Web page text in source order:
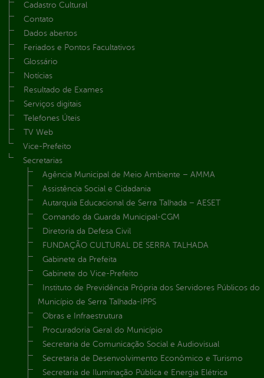
Cadastro Cultural
Contato
Dados abertos
Feriados e Pontos Facultativos
Glossário
Notícias
Resultado de Exames
Serviços digitais
Telefones Úteis
TV Web
Vice-Prefeito
Secretarias
Agência Municipal de Meio Ambiente – AMMA
Assistência Social e Cidadania
Autarquia Educacional de Serra Talhada – AESET
Comando da Guarda Municipal-CGM
Diretoria da Defesa Civil
FUNDAÇÃO CULTURAL DE SERRA TALHADA
Gabinete da Prefeita
Gabinete do Vice-Prefeito
Instituto de Previdência Própria dos Servidores Públicos do
Município de Serra Talhada-IPPS
Obras e Infraestrutura
Procuradoria Geral do Município
Secretaria de Comunicação Social e Audiovisual
Secretaria de Desenvolvimento Econômico e Turismo
Secretaria de Iluminação Pública e Energia Elétrica